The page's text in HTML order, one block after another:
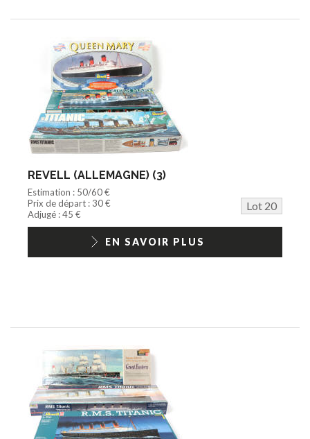
REVELL (ALLEMAGNE) (3)
Estimation : 50/60 €
Prix de départ : 30 €
Lot 20
Adjugé : 45 €
EN SAVOIR PLUS